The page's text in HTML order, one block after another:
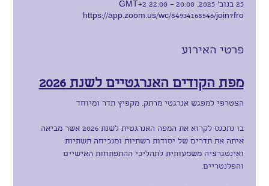
25 בנוב׳ 2025, 20:00 – 22:00 GMT‎+2‎
https://app.zoom.us/wc/84934168546/join?fro
פרטי האירוע
מפת הקודים האנרגטיים לשנת 2026
הצטרפי למפגש אנרגטי מרתק, מקפיץ תדר ומיוחד
בו נתכנס לקרוא את המפה האנרגטית לשנת 2026 אשר מביאה
איתה את תדרים של יסודות רשתיות ומנכיחה תשתיות
ואינטגרציה משמעותית לתהליכי ההתפתחות האישיים
והפלנטריים.